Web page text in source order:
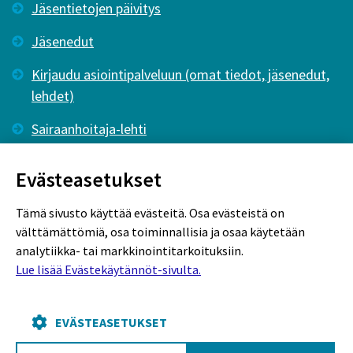
Jäsentietojen päivitys
Jäsenedut
Kirjaudu asiointipalveluun (omat tiedot, jäsenedut,
lehdet)
Sairaanhoitaja-lehti
Evästekäytännöt
Evästeasetukset
Tämä sivusto käyttää evästeitä. Osa evästeistä on
välttämättömiä, osa toiminnallisia ja osaa käytetään
analytiikka- tai markkinointitarkoituksiin.
Lue lisää Evästekäytännöt-sivulta.
EVÄSTEASETUKSET